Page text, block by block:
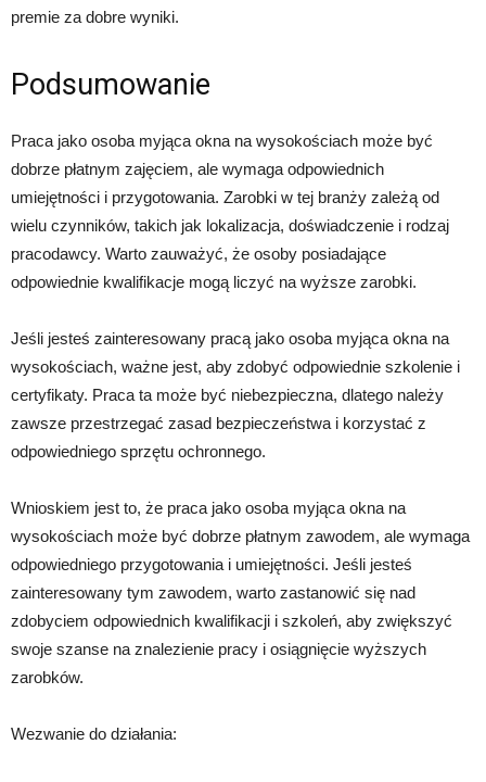
premie za dobre wyniki.
Podsumowanie
Praca jako osoba myjąca okna na wysokościach może być
dobrze płatnym zajęciem, ale wymaga odpowiednich
umiejętności i przygotowania. Zarobki w tej branży zależą od
wielu czynników, takich jak lokalizacja, doświadczenie i rodzaj
pracodawcy. Warto zauważyć, że osoby posiadające
odpowiednie kwalifikacje mogą liczyć na wyższe zarobki.
Jeśli jesteś zainteresowany pracą jako osoba myjąca okna na
wysokościach, ważne jest, aby zdobyć odpowiednie szkolenie i
certyfikaty. Praca ta może być niebezpieczna, dlatego należy
zawsze przestrzegać zasad bezpieczeństwa i korzystać z
odpowiedniego sprzętu ochronnego.
Wnioskiem jest to, że praca jako osoba myjąca okna na
wysokościach może być dobrze płatnym zawodem, ale wymaga
odpowiedniego przygotowania i umiejętności. Jeśli jesteś
zainteresowany tym zawodem, warto zastanowić się nad
zdobyciem odpowiednich kwalifikacji i szkoleń, aby zwiększyć
swoje szanse na znalezienie pracy i osiągnięcie wyższych
zarobków.
Wezwanie do działania: